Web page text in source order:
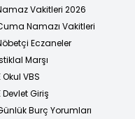
Vakitleri 2026
Namazı Vakitleri
Eczaneler
Marşı
Okul VBS
Devlet Giriş
Burç Yorumları